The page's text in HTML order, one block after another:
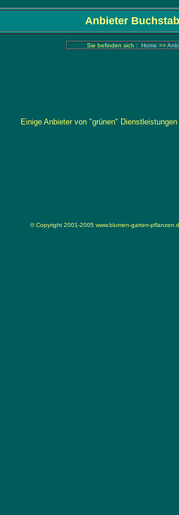
Anbieter
Sie befinden sich : Home >>
Einige Anbieter von "grünen"
© Copyright 2001-2005 www.blumen-garten-